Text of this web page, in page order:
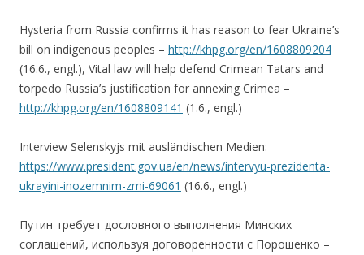
Hysteria from Russia confirms it has reason to fear Ukraine’s
bill on indigenous peoples – http://khpg.org/en/1608809204
(16.6., engl.), Vital law will help defend Crimean Tatars and
torpedo Russia’s justification for annexing Crimea –
http://khpg.org/en/1608809141 (1.6., engl.)
Interview Selenskyjs mit ausländischen Medien:
https://www.president.gov.ua/en/news/intervyu-prezidenta-
ukrayini-inozemnim-zmi-69061 (16.6., engl.)
Путин требует дословного выполнения Минских
соглашений, используя договоренности с Порошенко –